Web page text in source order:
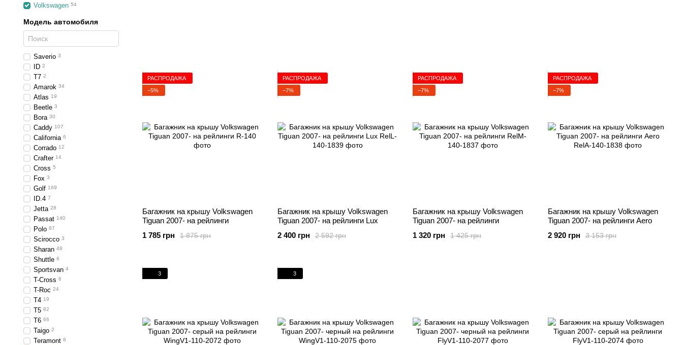
РАСПРОДАЖА
−5%
Багажник на крышу Volkswagen
Tiguan 2007- на рейлинги
1 875 грн
1 785 грн
РАСПРОДАЖА
−7%
Багажник на крышу Volkswagen
Tiguan 2007- на рейлинги Lux
2 592 грн
2 400 грн
РАСПРОДАЖА
−7%
Багажник на крышу Volkswagen
Tiguan 2007- на рейлинги
1 425 грн
1 320 грн
РАСПРОДАЖА
−7%
Багажник на крышу Volkswagen
Tiguan 2007- на рейлинги Aero
3 153 грн
2 920 грн
3 3
Volkswagen 54
Модель автомобиля
Saverio 3
ID 2
T7 2
Amarok 34
Atlas 19
Beetle 3
Bora 30
Caddy 107
California 6
Corrado 12
Crafter 14
Cross 5
Fox 3
Golf 169
ID.4 7
Jetta 28
Passat 140
Polo 87
Scirocco 3
Sharan 48
Shuttle 6
Sportsvan 4
T-Cross 8
T-Roc 24
T4 19
T5 82
T6 66
Taigo 2
Teramont 8